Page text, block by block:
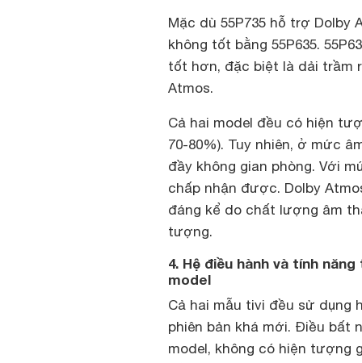
Mặc dù 55P735 hỗ trợ
không tốt bằng 55P635.
tốt hơn, đặc biệt là dải trầm
Atmos.
Cả hai model đều có hiện
70-80%). Tuy nhiên, ở mức
đầy không gian phòng. Với
chấp nhận được. Dolby
đáng kể do chất lượng âm
tượng.
4. Hệ điều hành và tính
model
Cả hai mẫu tivi đều sử dụng
phiên bản khá mới. Điều bất
model, không có hiện tượng